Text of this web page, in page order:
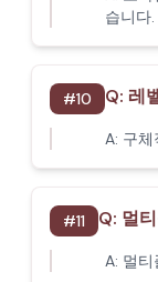
습니다.
#10 Q: 레
A: 구
#11 Q: 멀
A: 멀티